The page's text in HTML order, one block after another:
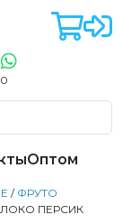
Оптом
/ ФРУТО
ПЕРСИК